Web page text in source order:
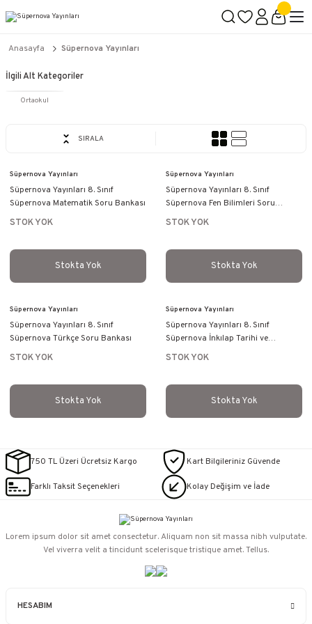
Anasayfa Süpernova Yayınları
İlgili Alt Kategoriler
Ortaokul
SIRALA
Süpernova Yayınları
Süpernova Yayınları 8. Sınıf
Süpernova Matematik Soru Bankası
STOK YOK
Stokta Yok
Süpernova Yayınları
Süpernova Yayınları 8. Sınıf
Süpernova Fen Bilimleri Soru
Bankası
STOK YOK
Stokta Yok
Süpernova Yayınları
Süpernova Yayınları 8. Sınıf
Süpernova Türkçe Soru Bankası
STOK YOK
Stokta Yok
Süpernova Yayınları
Süpernova Yayınları 8. Sınıf
Süpernova İnkılap Tarihi ve
Atatürkçülük Soru Bankası
STOK YOK
Stokta Yok
750 TL Üzeri Ücretsiz Kargo Kart Bilgileriniz Güvende
Farklı Taksit Seçenekleri Kolay Değişim ve İade
HESABIM
Lorem ipsum dolor sit amet consectetur. Aliquam non sit massa nibh vulputate.
Vel viverra velit a tincidunt scelerisque tristique amet. Tellus.